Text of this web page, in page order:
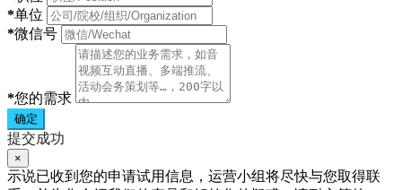
*单位
*微信号
*您的需求
确定
提交成功
×
示说已收到您的申请试用信息，运营小组将尽快与您取得联